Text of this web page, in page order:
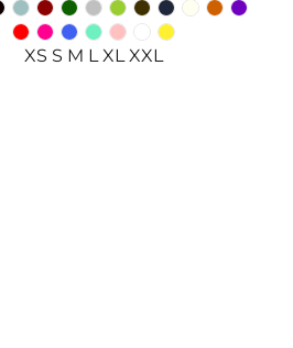
XS S M L XL XXL